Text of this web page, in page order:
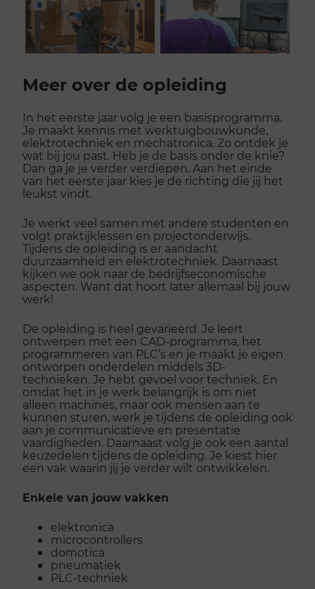
galerij
Meer over de opleiding
In het eerste jaar volg je een basisprogramma.
Je maakt kennis met werktuigbouwkunde,
elektrotechniek en mechatronica. Zo ontdek je
wat bij jou past. Heb je de basis onder de knie?
Dan ga je je verder verdiepen. Aan het einde
van het eerste jaar kies je de richting die jij het
leukst vindt.
Je werkt veel samen met andere studenten en
volgt praktijklessen en projectonderwijs.
Tijdens de opleiding is er aandacht
duurzaamheid en elektrotechniek. Daarnaast
kijken we ook naar de bedrijfseconomische
aspecten. Want dat hoort later allemaal bij jouw
werk!
De opleiding is heel gevarieerd. Je leert
ontwerpen met een CAD-programma, het
programmeren van PLC’s en je maakt je eigen
ontworpen onderdelen middels 3D-
technieken. Je hebt gevoel voor techniek. En
omdat het in je werk belangrijk is om niet
alleen machines, maar ook mensen aan te
kunnen sturen, werk je tijdens de opleiding ook
aan je communicatieve en presentatie
vaardigheden. Daarnaast volg je ook een aantal
keuzedelen tijdens de opleiding. Je kiest hier
een vak waarin jij je verder wilt ontwikkelen.
Enkele van jouw vakken
elektronica
microcontrollers
domotica
pneumatiek
PLC-techniek